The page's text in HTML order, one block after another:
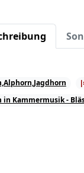
in Kammermusik -